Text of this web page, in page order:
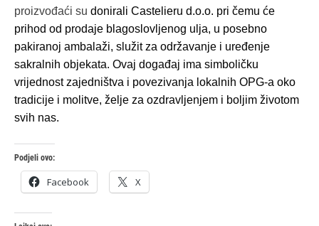
proizvođaći su donirali Castelieru d.o.o. pri čemu će
prihod od prodaje blagoslovljenog ulja, u posebno
pakiranoj ambalaži, služit za održavanje i uređenje
sakralnih objekata. Ovaj događaj ima simboličku
vrijednost zajedništva i povezivanja lokalnih OPG-a oko
tradicije i molitve, želje za ozdravljenjem i boljim životom
svih nas.
Podjeli ovo:
Facebook X